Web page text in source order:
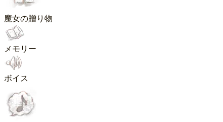
魔女の贈り物
メモリー
ボイス